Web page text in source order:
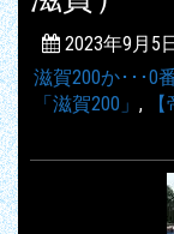
2023年9月5
滋賀200か･･･0
「滋賀200」 ,